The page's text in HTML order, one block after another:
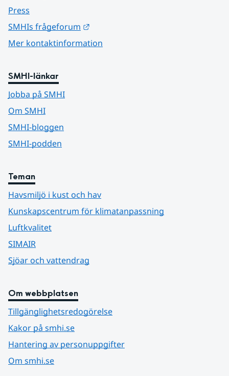
Press
SMHIs frågeforum
Mer kontaktinformation
SMHI-länkar
Jobba på SMHI
Om SMHI
SMHI-bloggen
SMHI-podden
Teman
Havsmiljö i kust och hav
Kunskapscentrum för klimatanpassning
Luftkvalitet
SIMAIR
Sjöar och vattendrag
Om webbplatsen
Tillgänglighetsredogörelse
Kakor på smhi.se
Hantering av personuppgifter
Om smhi.se